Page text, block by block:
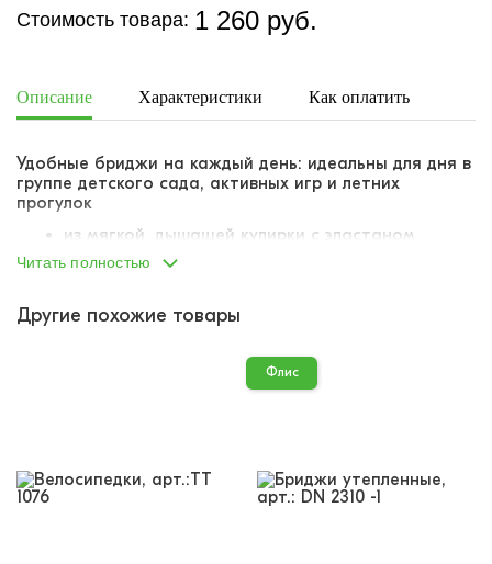
Стоимость товара: 1 260 руб.
Описание Характеристики Как оплатить
Удобные бриджи на каждый день: идеальны для дня в
группе детского сада, активных игр и летних
прогулок
из мягкой, дышащей кулирки с эластаном
материал слегка тянется
пояс со вшитой резинкой
Читать полностью
Другие похожие товары
Флис